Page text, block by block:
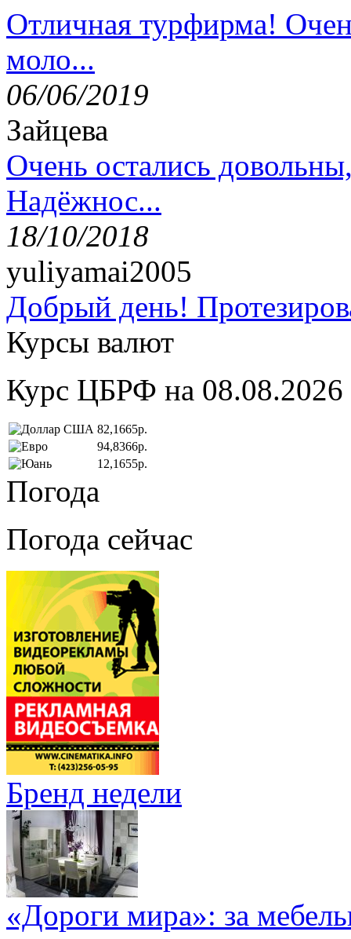
Отличная турфирма!
моло...
06/06/2019
Зайцева
Очень остались
Надёжнос...
18/10/2018
yuliyamai2005
Добрый день!
Курсы валют
Курс ЦБРФ на 08.08.2026
82,1665р.
94,8366р.
12,1655р.
Погода
Погода сейчас
Бренд недели
«Дороги мира»: за